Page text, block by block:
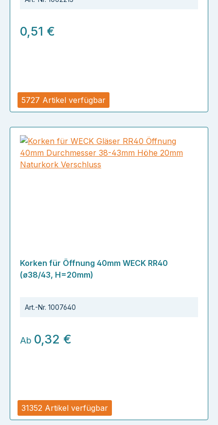
5727 Artikel verfügbar
0,51 €
31352 Artikel verfügbar
Korken für Öffnung 40mm WECK RR40
(ø38/43, H=20mm)
Art.-Nr. 1007640
Ab 0,32 €